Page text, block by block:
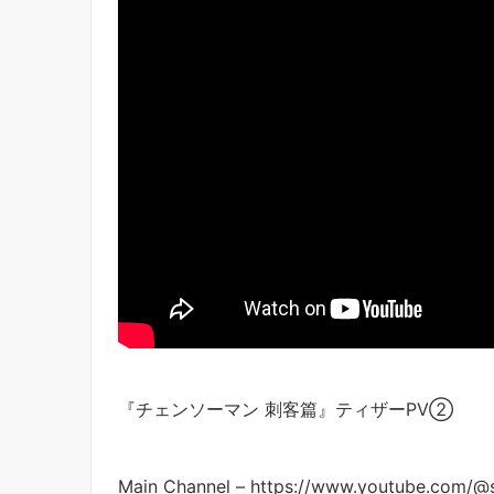
『チェンソーマン 刺客篇』ティザーPV②
Main Channel – https://www.youtube.com/